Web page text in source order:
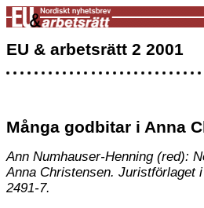
EU & arbetsrätt 2 2001
Många godbitar i Anna
Ann Numhauser-Henning (red):
Anna Christensen. Juristförlaget
2491-7.